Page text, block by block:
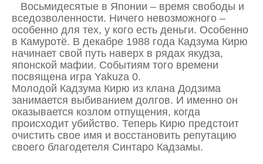
Восьмидесятые в Японии – время свободы и
вседозволенности. Ничего невозможного –
особенно для тех, у кого есть деньги. Особенно
в Камуротё. В декабре 1988 года Кадзума Кирю
начинает свой путь наверх в рядах якудза,
японской мафии. Событиям того времени
посвящена игра Yakuza 0.
Молодой Кадзума Кирю из клана Додзима
занимается выбиванием долгов. И именно он
оказывается козлом отпущения, когда
происходит убийство. Теперь Кирю предстоит
очистить свое имя и восстановить репутацию
своего благодетеля Синтаро Кадзамы.